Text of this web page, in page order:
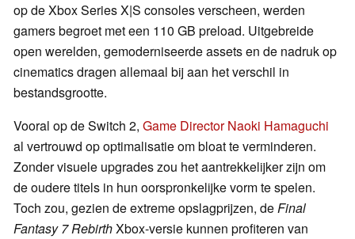
op de Xbox Series X|S consoles verscheen, werden
gamers begroet met een 110 GB preload. Uitgebreide
open werelden, gemoderniseerde assets en de nadruk op
cinematics dragen allemaal bij aan het verschil in
bestandsgrootte.
Vooral op de Switch 2, Game Director Naoki Hamaguchi
al vertrouwd op optimalisatie om bloat te verminderen.
Zonder visuele upgrades zou het aantrekkelijker zijn om
de oudere titels in hun oorspronkelijke vorm te spelen.
Toch zou, gezien de extreme opslagprijzen, deFinal
Fantasy 7 RebirthXbox-versie kunnen profiteren van